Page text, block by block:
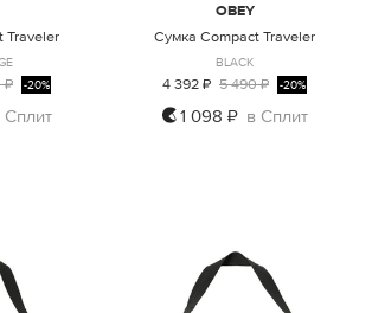
Traveler
₽ -20%
Сплит ONE SIZE
OBEY
Сумка Compact Traveler
BLACK
4 392 ₽ 5 490 ₽ -20%
1 098 ₽ в Сплит